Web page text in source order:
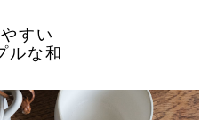
すい
ルな和